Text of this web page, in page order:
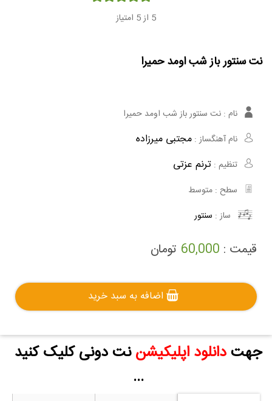
5 از 5 امتیاز
نت سنتور باز شب اومد حمیرا
نام : نت سنتور باز شب اومد حمیرا
نام آهنگساز : مجتبی میرزاده
تنظیم : ترنم عزتی
سطح : متوسط
ساز : سنتور
قیمت : 60,000 تومان
اضافه به سبد خرید
جهتدانلود اپلیکیشن نت دونی کلیک کنید
...